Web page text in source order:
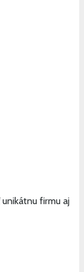
firmu aj